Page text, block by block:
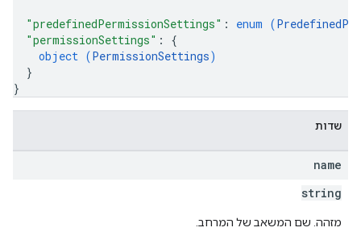
"predefinedPermissionSettings" : enum (
"permissionSettings" : {
object (PermissionSettings)
}
}
שדות
name
string
מזהה. שם המשאב של המרחב.